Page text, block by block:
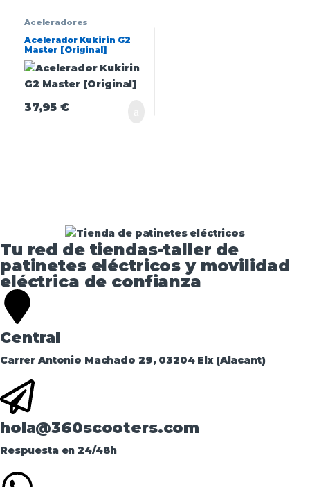
Aceleradores
Acelerador Kukirin G2
Master [Original]
37,95€
Tu red de tiendas-taller de
patinetes eléctricos y movilidad
eléctrica de confianza​
Central
Carrer Antonio Machado 29, 03204 Elx (Alacant)
hola@360scooters.com
Respuesta en 24/48h